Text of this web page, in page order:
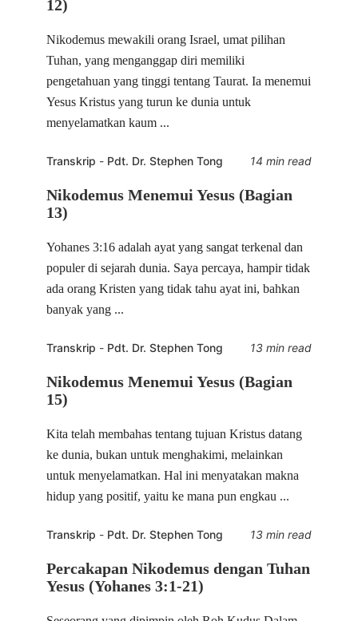
12)
Nikodemus mewakili orang Israel, umat pilihan
Tuhan, yang menganggap diri memiliki
pengetahuan yang tinggi tentang Taurat. Ia menemui
Yesus Kristus yang turun ke dunia untuk
menyelamatkan kaum ...
Transkrip - Pdt. Dr. Stephen Tong 14 min read
Nikodemus Menemui Yesus (Bagian
13)
Yohanes 3:16 adalah ayat yang sangat terkenal dan
populer di sejarah dunia. Saya percaya, hampir tidak
ada orang Kristen yang tidak tahu ayat ini, bahkan
banyak yang ...
Transkrip - Pdt. Dr. Stephen Tong 13 min read
Nikodemus Menemui Yesus (Bagian
15)
Kita telah membahas tentang tujuan Kristus datang
ke dunia, bukan untuk menghakimi, melainkan
untuk menyelamatkan. Hal ini menyatakan makna
hidup yang positif, yaitu ke mana pun engkau ...
Transkrip - Pdt. Dr. Stephen Tong 13 min read
Percakapan Nikodemus dengan Tuhan
Yesus (Yohanes 3:1-21)